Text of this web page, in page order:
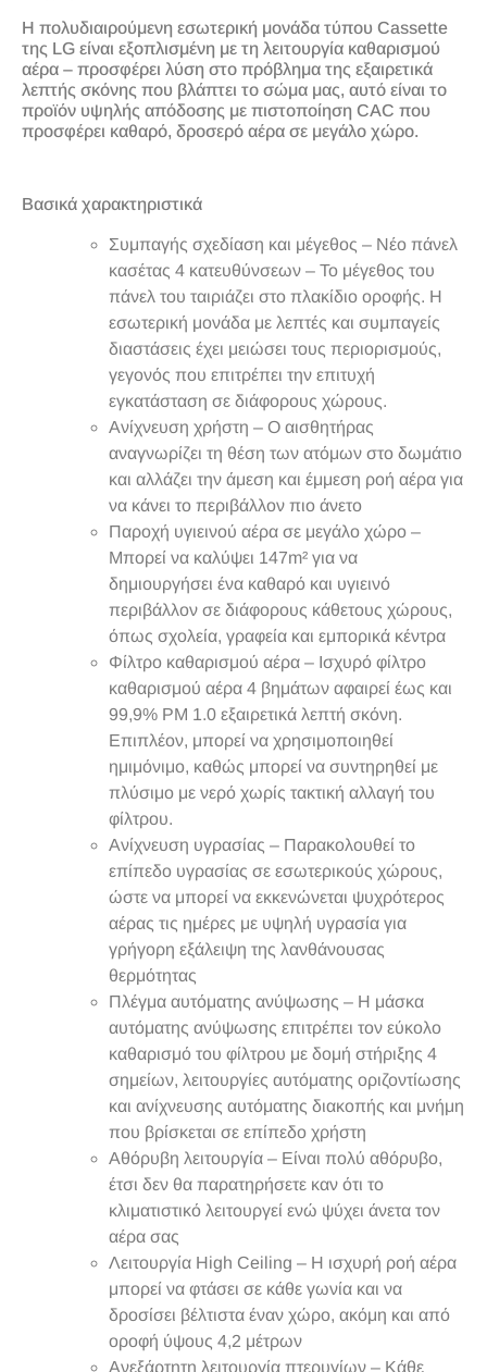
Η πολυδιαιρούμενη εσωτερική μονάδα τύπου Cassette
της LG είναι εξοπλισμένη με τη λειτουργία καθαρισμού
αέρα – προσφέρει λύση στο πρόβλημα της εξαιρετικά
λεπτής σκόνης που βλάπτει το σώμα μας, αυτό είναι το
προϊόν υψηλής απόδοσης με πιστοποίηση CAC που
προσφέρει καθαρό, δροσερό αέρα σε μεγάλο χώρο.
Βασικά χαρακτηριστικά
Συμπαγής σχεδίαση και μέγεθος – Νέο πάνελ
κασέτας 4 κατευθύνσεων – Το μέγεθος του
πάνελ του ταιριάζει στο πλακίδιο οροφής. Η
εσωτερική μονάδα με λεπτές και συμπαγείς
διαστάσεις έχει μειώσει τους περιορισμούς,
γεγονός που επιτρέπει την επιτυχή
εγκατάσταση σε διάφορους χώρους.
Ανίχνευση χρήστη – Ο αισθητήρας
αναγνωρίζει τη θέση των ατόμων στο δωμάτιο
και αλλάζει την άμεση και έμμεση ροή αέρα για
να κάνει το περιβάλλον πιο άνετο
Παροχή υγιεινού αέρα σε μεγάλο χώρο –
Μπορεί να καλύψει 147m² για να
δημιουργήσει ένα καθαρό και υγιεινό
περιβάλλον σε διάφορους κάθετους χώρους,
όπως σχολεία, γραφεία και εμπορικά κέντρα
Φίλτρο καθαρισμού αέρα – Ισχυρό φίλτρο
καθαρισμού αέρα 4 βημάτων αφαιρεί έως και
99,9% PM 1.0 εξαιρετικά λεπτή σκόνη.
Επιπλέον, μπορεί να χρησιμοποιηθεί
ημιμόνιμο, καθώς μπορεί να συντηρηθεί με
πλύσιμο με νερό χωρίς τακτική αλλαγή του
φίλτρου.
Ανίχνευση υγρασίας – Παρακολουθεί το
επίπεδο υγρασίας σε εσωτερικούς χώρους,
ώστε να μπορεί να εκκενώνεται ψυχρότερος
αέρας τις ημέρες με υψηλή υγρασία για
γρήγορη εξάλειψη της λανθάνουσας
θερμότητας
Πλέγμα αυτόματης ανύψωσης – Η μάσκα
αυτόματης ανύψωσης επιτρέπει τον εύκολο
καθαρισμό του φίλτρου με δομή στήριξης 4
σημείων, λειτουργίες αυτόματης οριζοντίωσης
και ανίχνευσης αυτόματης διακοπής και μνήμη
που βρίσκεται σε επίπεδο χρήστη
Αθόρυβη λειτουργία – Είναι πολύ αθόρυβο,
έτσι δεν θα παρατηρήσετε καν ότι το
κλιματιστικό λειτουργεί ενώ ψύχει άνετα τον
αέρα σας
Λειτουργία High Ceiling – Η ισχυρή ροή αέρα
μπορεί να φτάσει σε κάθε γωνία και να
δροσίσει βέλτιστα έναν χώρο, ακόμη και από
οροφή ύψους 4,2 μέτρων
Ανεξάρτητη λειτουργία πτερυγίων – Κάθε